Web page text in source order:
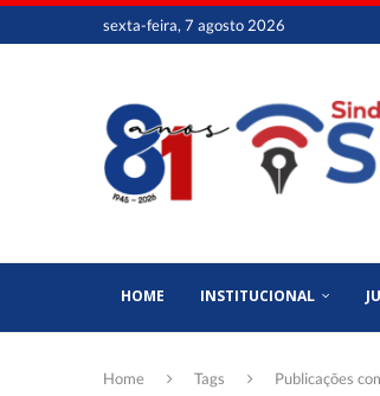
sexta-feira, 7 agosto 2026
HOME INSTITUCIONAL
Home Tags Publicações